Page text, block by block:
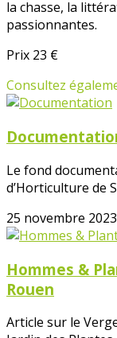
la chasse, la
passionnantes.
Prix 23 €
Consultez
Le fond
d’Horticulture de
25 novembre 2023
Hommes &
Rouen
Article sur le